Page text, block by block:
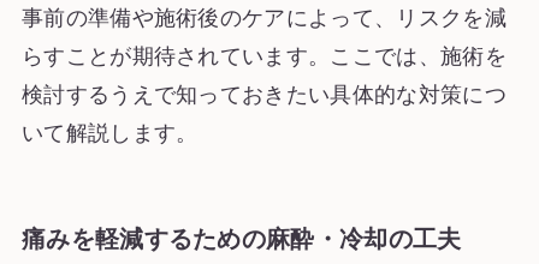
事前の準備や施術後のケアによって、リスクを減
らすことが期待されています。ここでは、施術を
検討するうえで知っておきたい具体的な対策につ
いて解説します。
痛みを軽減するための麻酔・冷却の工夫